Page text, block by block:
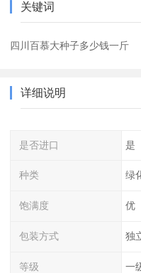
关键词
四川百慕大种子多少钱一斤
详细说明
是否进口 是
种类 绿
饱满度 优
包装方式 独
等级 一